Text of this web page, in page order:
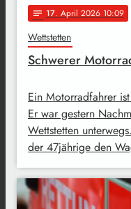
notes 17. April 2026 10:09
Wettstetten
Schwerer
Ein Motorradfahrer
Er war gestern
Wettstetten
der 47jährige den